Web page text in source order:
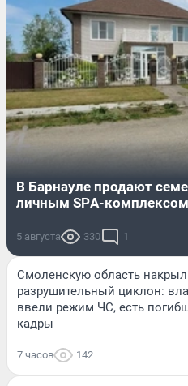
В Барнауле продают
личным SPА-
5 августа 330 1
Смоленскую область накрыл
разрушительный циклон:
ввели режим ЧС, есть
кадры
7 часов 142